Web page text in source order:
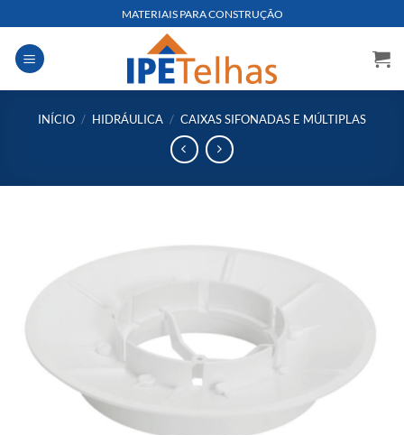
to
content
MATERIAIS PARA CONSTRUÇÃO
INÍCIO / HIDRÁULICA / CAIXAS SIFONADAS E MÚLTIPLAS